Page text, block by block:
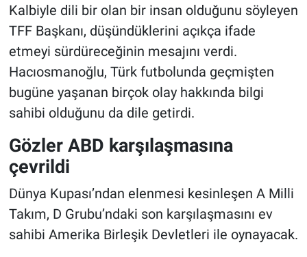
Kalbiyle dili bir olan bir insan olduğunu söyleyen
TFF Başkanı, düşündüklerini açıkça ifade
etmeyi sürdüreceğinin mesajını verdi.
Hacıosmanoğlu, Türk futbolunda geçmişten
bugüne yaşanan birçok olay hakkında bilgi
sahibi olduğunu da dile getirdi.
Gözler ABD karşılaşmasına
çevrildi
Dünya Kupası’ndan elenmesi kesinleşen A Milli
Takım, D Grubu’ndaki son karşılaşmasını ev
sahibi Amerika Birleşik Devletleri ile oynayacak.